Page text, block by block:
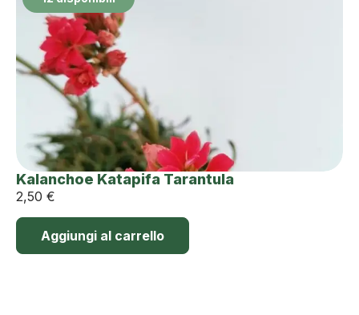
Kalanchoe Katapifa Tarantula
2,50 €
Aggiungi al carrello